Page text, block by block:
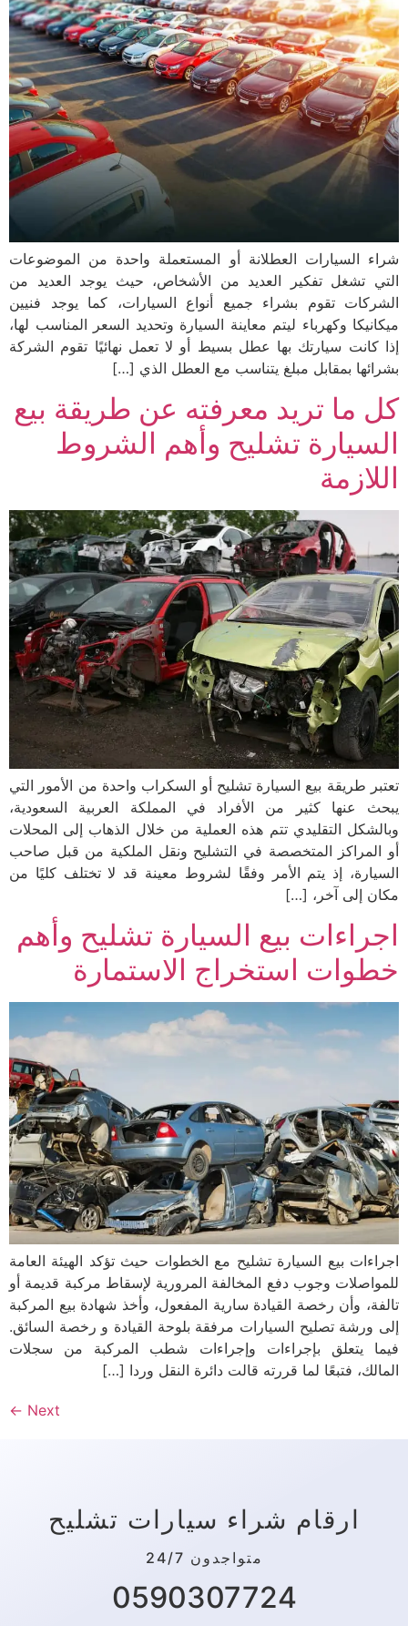
شراء السيارات العطلانة أو المستعملة واحدة من الموضوعات
التي تشغل تفكير العديد من الأشخاص، حيث يوجد العديد من
الشركات تقوم بشراء جميع أنواع السيارات، كما يوجد فنيين
ميكانيكا وكهرباء ليتم معاينة السيارة وتحديد السعر المناسب لها،
إذا كانت سيارتك بها عطل بسيط أو لا تعمل نهائيًا تقوم الشركة
بشرائها بمقابل مبلغ يتناسب مع العطل الذي […]
كل ما تريد معرفته عن طريقة بيع
السيارة تشليح وأهم الشروط
اللازمة
تعتبر طريقة بيع السيارة تشليح أو السكراب واحدة من الأمور التي
يبحث عنها كثير من الأفراد في المملكة العربية السعودية،
وبالشكل التقليدي تتم هذه العملية من خلال الذهاب إلى المحلات
أو المراكز المتخصصة في التشليح ونقل الملكية من قبل صاحب
السيارة، إذ يتم الأمر وفقًا لشروط معينة قد لا تختلف كليًا من
مكان إلى آخر، […]
اجراءات بيع السيارة تشليح وأهم
خطوات استخراج الاستمارة
اجراءات بيع السيارة تشليح مع الخطوات حيث تؤكد الهيئة العامة
للمواصلات وجوب دفع المخالفة المرورية لإسقاط مركبة قديمة أو
تالفة، وأن رخصة القيادة سارية المفعول، وأخذ شهادة بيع المركبة
إلى ورشة تصليح السيارات مرفقة بلوحة القيادة و رخصة السائق.
فيما يتعلق بإجراءات وإجراءات شطب المركبة من سجلات
المالك، فتبعًا لما قررته قالت دائرة النقل وردا […]
Next
←
ارقام شراء سيارات تشليح
متواجدون 24/7
0590307724